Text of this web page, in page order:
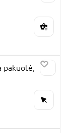
pakuotė,